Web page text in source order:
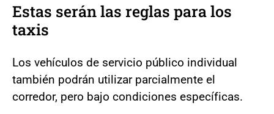
Estas serán las reglas para los
taxis
Los vehículos de servicio público individual
también podrán utilizar parcialmente el
corredor, pero bajo condiciones específicas.